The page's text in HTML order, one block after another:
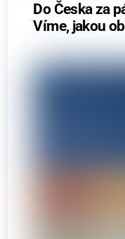
Do Česka za
Víme, jakou